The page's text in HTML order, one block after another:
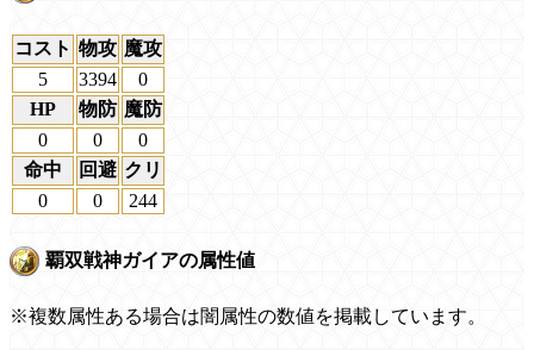
コスト 物攻 魔攻
5
3394
0
HP
物防 魔防
0
0
0
命中
回避 クリ
0
0 244
覇双戦神ガイアの属性値
※複数属性ある場合は闇属性の数値を掲載しています。